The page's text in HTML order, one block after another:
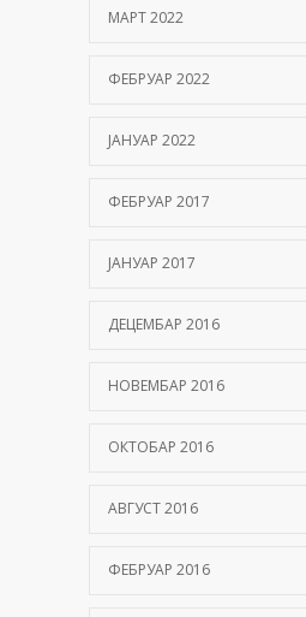
МАРТ 2022
ФЕБРУАР 2022
ЈАНУАР 2022
ФЕБРУАР 2017
ЈАНУАР 2017
ДЕЦЕМБАР 2016
НОВЕМБАР 2016
ОКТОБАР 2016
АВГУСТ 2016
ФЕБРУАР 2016